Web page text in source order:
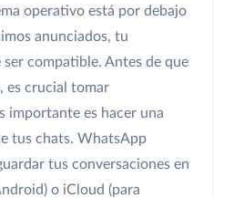
operativo está por debajo
anunciados, tu
compatible. Antes de que
es crucial tomar
importante es hacer una
tus chats. WhatsApp
tus conversaciones en
o iCloud (para